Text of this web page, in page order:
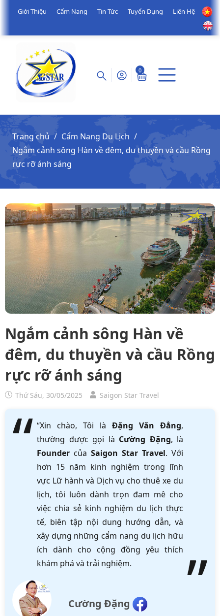
Giới Thiệu Cẩm Nang Tin Tức Tuyển Dụng Liên Hệ
0
Trang chủ
Cẩm Nang Du Lịch
Ngắm cảnh sông Hàn về đêm, du thuyền và cầu Rồng
rực rỡ ánh sáng
Ngắm cảnh sông Hàn về
đêm, du thuyền và cầu Rồng
rực rỡ ánh sáng
Thứ Sáu, 30/05/2025 Saigon Star Travel
“Xin chào, Tôi là Đặng Văn Đẳng,
thường được gọi là Cường Đặng, là
Founder của Saigon Star Travel. Với
hơn 15 năm kinh nghiệm trong lĩnh
vực Lữ hành và Dịch vụ cho thuê xe du
lịch, tôi luôn dành trọn đam mê cho
việc chia sẻ kinh nghiệm du lịch thực
tế, biên tập nội dung hướng dẫn, và
xây dựng những cẩm nang du lịch hữu
ích dành cho cộng đồng yêu thích
khám phá và trải nghiệm.
Cường Đặng